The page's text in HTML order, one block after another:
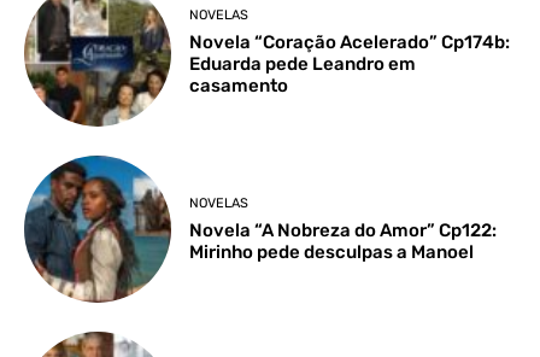
NOVELAS
Novela “Coração Acelerado” Cp174b:
Eduarda pede Leandro em
casamento
NOVELAS
Novela “A Nobreza do Amor” Cp122:
Mirinho pede desculpas a Manoel